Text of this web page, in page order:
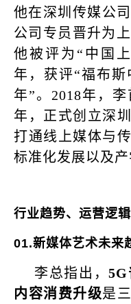
他在深圳传媒公
公司专员晋升为
他被评为“中国
年，获评“福布
年”。2018年，
年，正式创立深
打通线上媒体与
标准化发展以及产
行业趋势、运营逻
01.新媒体艺术未来
李总指出，
内容消费升级是